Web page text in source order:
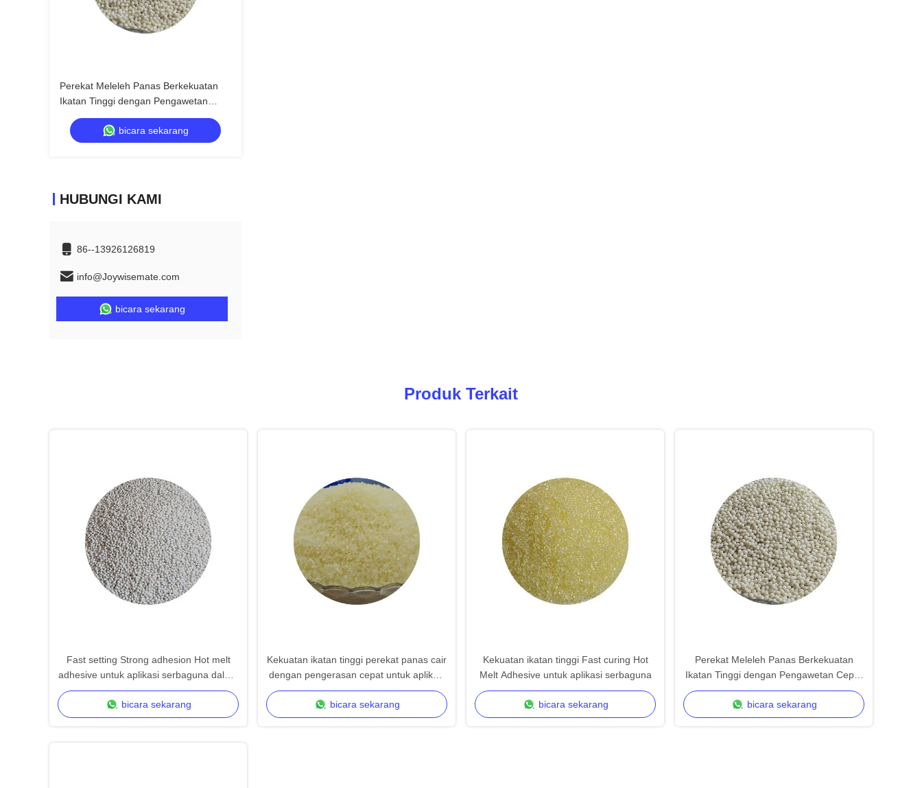
Perekat Meleleh Panas Berkekuatan
Ikatan Tinggi dengan Pengawetan
Cepat untuk Aplikasi Serbaguna
bicara sekarang
HUBUNGI KAMI
86--13926126819
info@Joywisemate.com
bicara sekarang
Produk Terkait
Fast setting Strong adhesion Hot melt
adhesive untuk aplikasi serbaguna dalam
kemasan dan pengerjaan kayu
bicara sekarang
Kekuatan ikatan tinggi perekat panas cair
dengan pengerasan cepat untuk aplikasi
serbaguna
bicara sekarang
Kekuatan ikatan tinggi Fast curing Hot
Melt Adhesive untuk aplikasi serbaguna
bicara sekarang
Perekat Meleleh Panas Berkekuatan
Ikatan Tinggi dengan Pengawetan Cepat
untuk Aplikasi Serbaguna
bicara sekarang